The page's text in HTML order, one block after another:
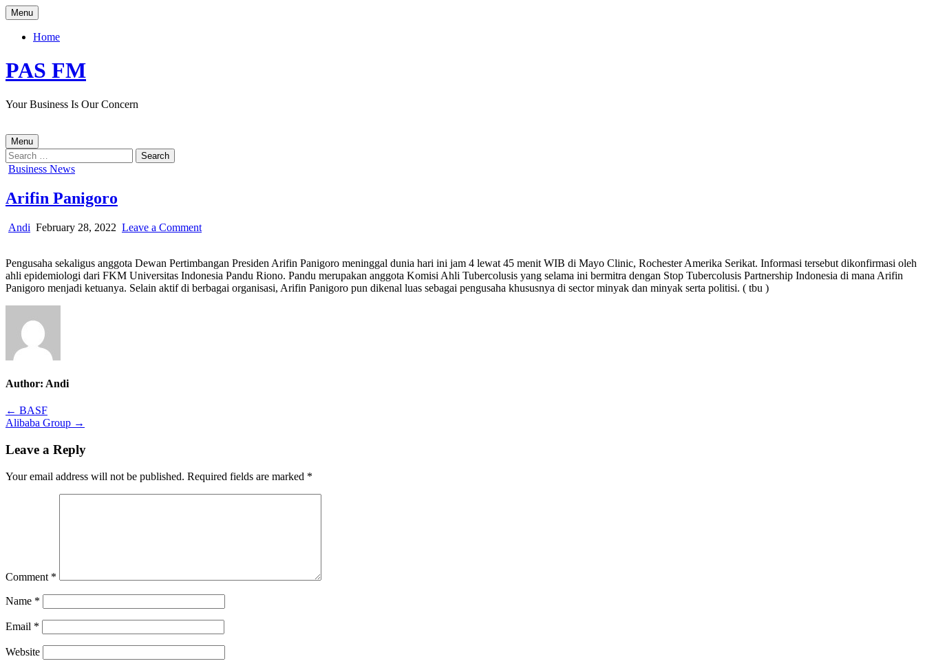
Skip
to
content
Menu
Home
PAS FM
Your Business Is Our Concern
Menu
Search
for:
Posted
Business News
Arifin Panigoro
Author:
Andi Published
February 28, 2022 Leave a Commenton
Pengusaha sekaligus anggota Dewan Pertimbangan Presiden Arifin Panigoro meninggal dunia hari ini jam 4 lewat 45 menit WIB di Mayo Clinic, Rochester Amerika Serikat. Informasi tersebut dikonfirmasi oleh
ahli epidemiologi dari FKM Universitas Indonesia Pandu Riono. Pandu merupakan anggota Komisi Ahli Tubercolusis yang selama ini bermitra dengan Stop Tubercolusis Partnership Indonesia di mana Arifin
Panigoro menjadi ketuanya. Selain aktif di berbagai organisasi, Arifin Panigoro pun dikenal luas sebagai pengusaha khususnya di sector minyak dan minyak serta politisi. ( tbu )
Author: Andi
Post
navigation
← BASF
Alibaba Group →
Leave a Reply
Your email address will not be published. Required fields are marked *
Comment *
Name *
Email *
Website